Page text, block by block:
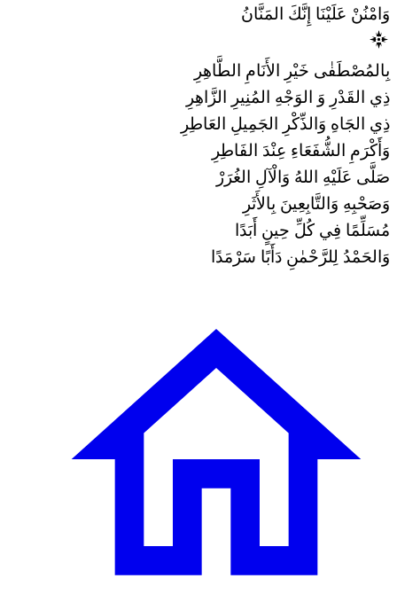
وَامْنُنْ عَلَيْنَا إِنَّكَ المَنَّانُ
بِالمُصْطَفٰى خَيْرِ الأَنَامِ الطَّاهِرِ
ذِي القَدْرِ وَ الوَجْهِ المُنِيرِ الزَّاهِرِ
ذِي الجَاهِ وَالذِّكْرِ الجَمِيلِ العَاطِرِ
وَأَكْرَمِ الشُّفَعَاءِ عِنْدَ الفَاطِرِ
صَلَّى عَلَيْهِ اللهُ وَالْآلِ الغُرَرْ
وَصَحْبِهِ وَالتَّابِعِينَ بِالأَثَرِ
مُسَلِّمًا فِي كُلِّ حِينٍ أَبَدًا
وَالحَمْدُ لِلرَّحْمٰنِ دَأَبًا سَرْمَدًا